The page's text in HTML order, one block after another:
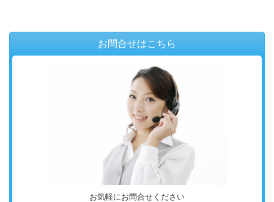
お問合せはこちら
お気軽にお問合せください